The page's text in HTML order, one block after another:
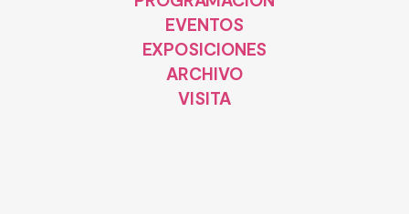
EVENTOS
EXPOSICIONES
ARCHIVO
VISITA